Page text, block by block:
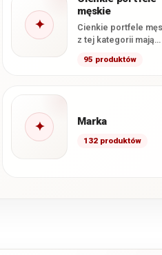
✦
męskie
Cienkie portfele
z tej kategorii mają
nieprzekraczającą 2
95 produktów
✦ Marka
132 produktów